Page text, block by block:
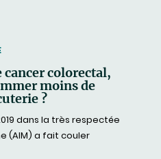
colorectal,
moins de
?
dans la très respectée
(AIM) a fait couler